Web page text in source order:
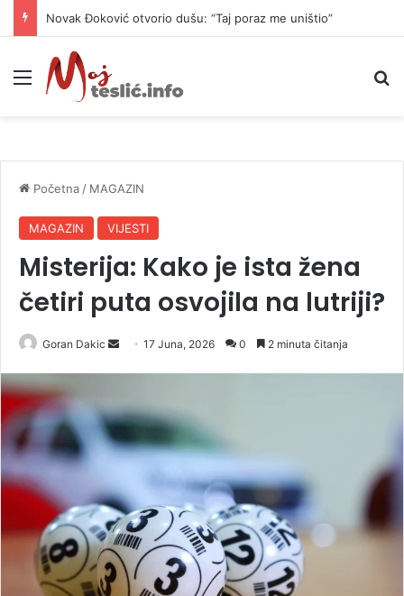
Novak Đoković otvorio dušu: “Taj poraz me uništio”
Meni
Početna / MAGAZIN
MAGAZIN VIJESTI
Misterija: Kako je ista žena
četiri puta osvojila na lutriji?
Goran Dakic
d
n
m
a
i
l
17 Juna, 2026 0 2 minuta čitanja